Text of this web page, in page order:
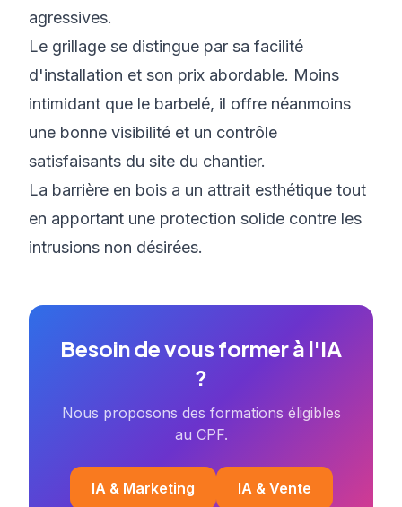
agressives.
Le grillage se distingue par sa facilité
d'installation et son prix abordable. Moins
intimidant que le barbelé, il offre néanmoins
une bonne visibilité et un contrôle
satisfaisants du site du chantier.
La barrière en bois a un attrait esthétique tout
en apportant une protection solide contre les
intrusions non désirées.
Besoin de vous former à l'IA
?
Nous proposons des formations éligibles
au CPF.
IA & Marketing IA & Vente